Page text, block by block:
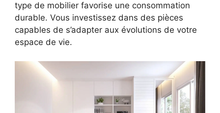
type de mobilier favorise une consommation
durable. Vous investissez dans des pièces
capables de s’adapter aux évolutions de votre
espace de vie.